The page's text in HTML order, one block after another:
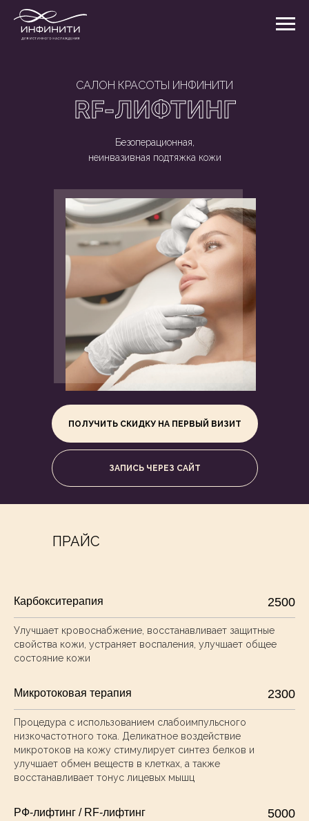
САЛОН КРАСОТЫ ИНФИНИТИ
Безоперационная,
неинвазивная подтяжка кожи
RF-ЛИФТИНГ
ПОЛУЧИТЬ СКИДКУ НА ПЕРВЫЙ ВИЗИТ
ЗАПИСЬ ЧЕРЕЗ САЙТ
ПРАЙС
Карбокситерапия 2500
Улучшает кровоснабжение, восстанавливает защитные
свойства кожи, устраняет воспаления, улучшает общее
состояние кожи
Микротоковая терапия 2300
Процедура с использованием слабоимпульсного
низкочастотного тока. Деликатное воздействие
микротоков на кожу стимулирует синтез белков и
улучшает обмен веществ в клетках, а также
восстанавливает тонус лицевых мышц
РФ-лифтинг / RF-лифтинг 5000